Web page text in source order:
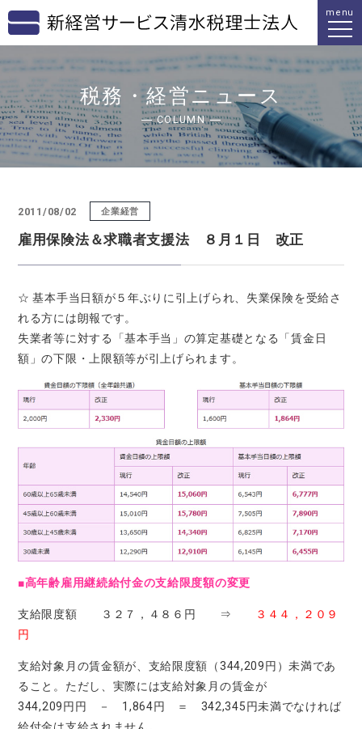
menu
税務・経営ニュース
COLUMN
2011/08/02 企業経営
雇用保険法＆求職者支援法 ８月１日 改正
☆ 基本手当日額が５年ぶりに引上げられ、失業保険を受給さ
れる方には朗報です。
失業者等に対する「基本手当」の算定基礎となる「賃金日
額」の下限・上限額等が引上げられます。
■高年齢雇用継続給付金の支給限度額の変更
支給限度額 ３２７，４８６円 ⇒
３４４，２０９
円
支給対象月の賃金額が、支給限度額（344,209円）未満であ
ること。ただし、実際には支給対象月の賃金が
344,209円円 － 1,864円 ＝ 342,345円未満でなければ
給付金は支給されません。